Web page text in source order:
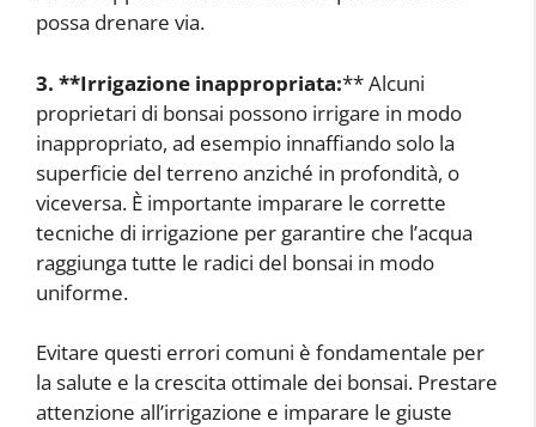
possa drenare via.
3. **Irrigazione inappropriata:** Alcuni
proprietari di bonsai possono irrigare in modo
inappropriato, ad esempio innaffiando solo la
superficie del terreno anziché in profondità, o
viceversa. È importante imparare le corrette
tecniche di irrigazione per garantire che l’acqua
raggiunga tutte le radici del bonsai in modo
uniforme.
Evitare questi errori comuni è fondamentale per
la salute e la crescita ottimale dei bonsai. Prestare
attenzione all’irrigazione e imparare le giuste